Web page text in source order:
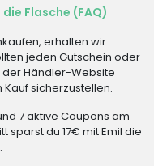
Flasche (FAQ)
erhalten wir
jeden Gutschein oder
Händler-Website
sicherzustellen.
7 aktive Coupons am
sparst du 17€ mit Emil die